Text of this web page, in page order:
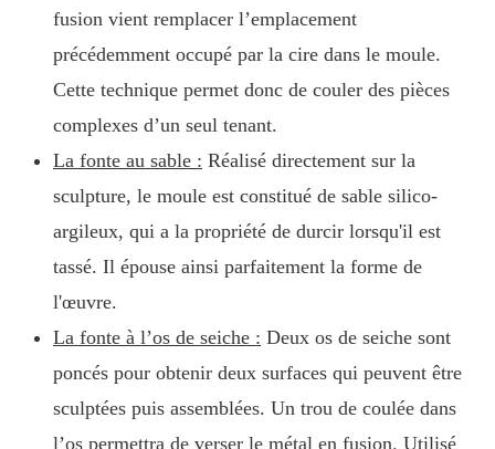
fusion vient remplacer l’emplacement
précédemment occupé par la cire dans le moule.
Cette technique permet donc de couler des pièces
complexes d’un seul tenant.
La fonte au sable : Réalisé directement sur la
sculpture, le moule est constitué de sable silico-
argileux, qui a la propriété de durcir lorsqu'il est
tassé. Il épouse ainsi parfaitement la forme de
l'œuvre.
La fonte à l’os de seiche : Deux os de seiche sont
poncés pour obtenir deux surfaces qui peuvent être
sculptées puis assemblées. Un trou de coulée dans
l’os permettra de verser le métal en fusion. Utilisé